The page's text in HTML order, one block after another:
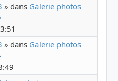
» dans Galerie photos
Voir le dernier message
» dans Galerie photos
Voir le dernier message